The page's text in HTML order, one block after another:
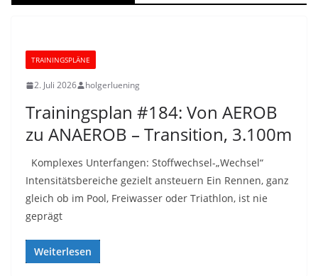
TRAININGSPLÄNE
2. Juli 2026 holgerluening
Trainingsplan #184: Von AEROB
zu ANAEROB – Transition, 3.100m
Komplexes Unterfangen: Stoffwechsel-„Wechsel“
Intensitätsbereiche gezielt ansteuern Ein Rennen, ganz
gleich ob im Pool, Freiwasser oder Triathlon, ist nie
geprägt
Weiterlesen